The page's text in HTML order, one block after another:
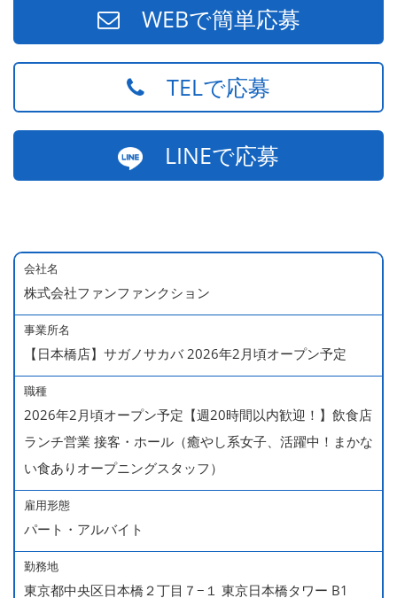
WEBで簡単応募
TELで応募
LINEで応募
会社名
株式会社ファンファンクション
事業所名
【日本橋店】サガノサカバ 2026年2月頃オープン予定
職種
2026年2月頃オープン予定【週20時間以内歓迎！】飲食店
ランチ営業 接客・ホール（癒やし系女子、活躍中！まかな
い食ありオープニングスタッフ）
雇用形態
パート・アルバイト
勤務地
東京都中央区日本橋２丁目７−１ 東京日本橋タワー B1